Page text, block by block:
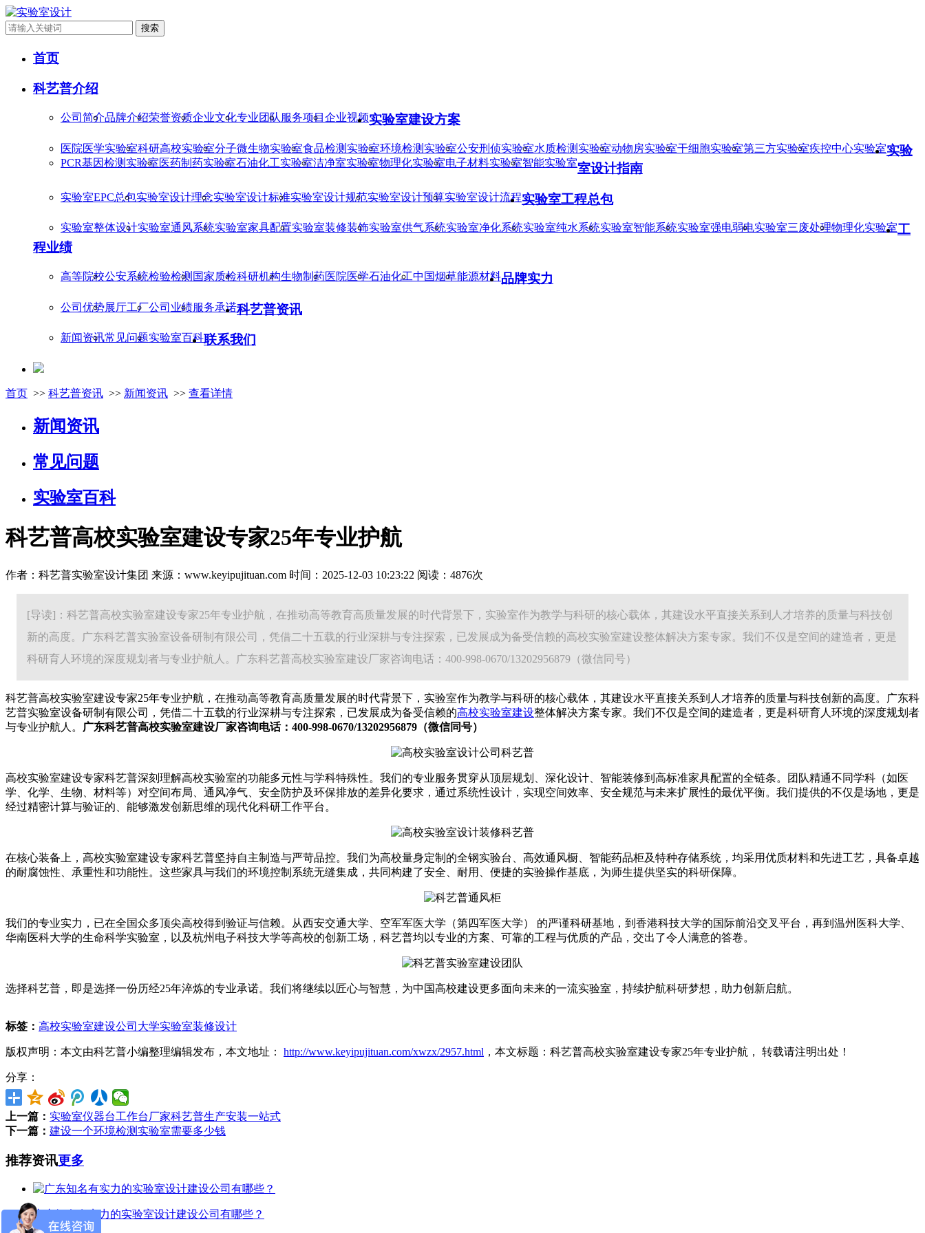
搜索
首页
科艺普介绍
公司简介品牌介绍荣誉资质企业文化专业团队 服务项目 企业视频实验室建设方案
医院医学实验室科研高校实验室分子微生物实验室食品检测实验室环境检测实验室公安刑侦实验室水质检测实验室动物房实验室干细胞实验室第三方实验室疾控中心实验室
PCR基因检测实验室医药制药实验室石油化工实验室洁净室实验室物理化实验室电子材料实验室智能实验室
实验
室设计指南
实验室EPC总包实验室设计理念实验室设计标准实验室设计规范实验室设计预算实验室设计流程实验室工程总包
实验室整体设计实验室通风系统实验室家具配置实验室装修装饰实验室供气系统实验室净化系统实验室纯水系统实验室智能系统实验室强电弱电实验室三废处理物理化实验室工
程业绩
高等院校公安系统检验检测 国家质检科研机构生物制药医院医学石油化工中国烟草能源材料品牌实力
公司优势展厅工厂公司业绩服务承诺科艺普资讯
新闻资讯常见问题实验室百科联系我们
首页 >> 科艺普资讯 >> 新闻资讯 >> 查看详情
新闻资讯
常见问题
实验室百科
科艺普高校实验室建设专家25年专业护航
作者：科艺普实验室设计集团 来源：www.keyipujituan.com 时间：2025-12-03 10:23:22 阅读：4876次
[导读]：科艺普高校实验室建设专家25年专业护航，在推动高等教育高质量发展的时代背景下，实验室作为教学与科研的核心载体，其建设水平直接关系到人才培养的质量与科技创
新的高度。广东科艺普实验室设备研制有限公司，凭借二十五载的行业深耕与专注探索，已发展成为备受信赖的高校实验室建设整体解决方案专家。我们不仅是空间的建造者，更是
科研育人环境的深度规划者与专业护航人。广东科艺普高校实验室建设厂家咨询电话：400-998-0670/13202956879（微信同号）
科艺普高校实验室建设专家25年专业护航，在推动高等教育高质量发展的时代背景下，实验室作为教学与科研的核心载体，其建设水平直接关系到人才培养的质量与科技创新的高度。广东科
艺普实验室设备研制有限公司，凭借二十五载的行业深耕与专注探索，已发展成为备受信赖的高校实验室建设整体解决方案专家。我们不仅是空间的建造者，更是科研育人环境的深度规划者
与专业护航人。
广东科艺普高校实验室建设厂家咨询电话：400-998-0670/13202956879（微信同号）
高校实验室建设专家科艺普深刻理解高校实验室的功能多元性与学科特殊性。我们的专业服务贯穿从顶层规划、深化设计、智能装修到高标准家具配置的全链条。团队精通不同学科（如医
学、化学、生物、材料等）对空间布局、通风净气、安全防护及环保排放的差异化要求，通过系统性设计，实现空间效率、安全规范与未来扩展性的最优平衡。我们提供的不仅是场地，更是
经过精密计算与验证的、能够激发创新思维的现代化科研工作平台。
在核心装备上，高校实验室建设专家科艺普坚持自主制造与严苛品控。我们为高校量身定制的全钢实验台、高效通风橱、智能药品柜及特种存储系统，均采用优质材料和先进工艺，具备卓越
的耐腐蚀性、承重性和功能性。这些家具与我们的环境控制系统无缝集成，共同构建了安全、耐用、便捷的实验操作基底，为师生提供坚实的科研保障。
我们的专业实力，已在全国众多顶尖高校得到验证与信赖。从西安交通大学、空军军医大学（第四军医大学） 的严谨科研基地，到香港科技大学的国际前沿交叉平台，再到温州医科大学、
华南医科大学的生命科学实验室，以及杭州电子科技大学等高校的创新工场，科艺普均以专业的方案、可靠的工程与优质的产品，交出了令人满意的答卷。
选择科艺普，即是选择一份历经25年淬炼的专业承诺。我们将继续以匠心与智慧，为中国高校建设更多面向未来的一流实验室，持续护航科研梦想，助力创新启航。
标签： 高校实验室建设公司 大学实验室装修设计
版权声明：本文由科艺普小编整理编辑发布，本文地址： http://www.keyipujituan.com/xwzx/2957.html ，本文标题：科艺普高校实验室建设专家25年专业护航， 转载请注明出处！
分享：
上一篇： 实验室仪器台工作台厂家科艺普生产安装一站式
下一篇： 建设一个环境检测实验室需要多少钱
推荐资讯更多
广东知名有实力的实验室设计建设公司有哪些？